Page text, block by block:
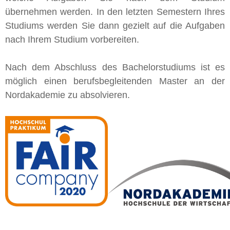
übernehmen werden. In den letzten Semestern Ihres
Studiums werden Sie dann gezielt auf die Aufgaben
nach Ihrem Studium vorbereiten.
Nach dem Abschluss des Bachelorstudiums ist es
möglich einen berufsbegleitenden Master an der
Nordakademie zu absolvieren.